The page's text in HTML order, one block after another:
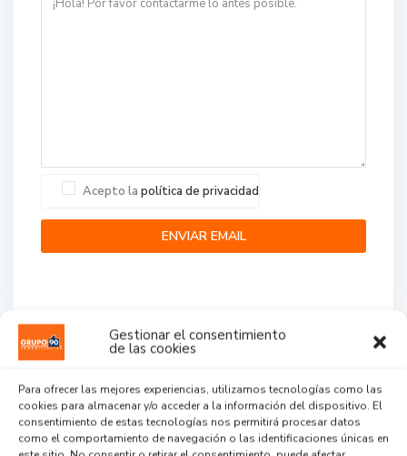
Gestionar el consentimiento
de las cookies
Para ofrecer las mejores experiencias, utilizamos tecnologías como las
cookies para almacenar y/o acceder a la información del dispositivo. El
consentimiento de estas tecnologías nos permitirá procesar datos
como el comportamiento de navegación o las identificaciones únicas en
Acepto la política de privacidad
...